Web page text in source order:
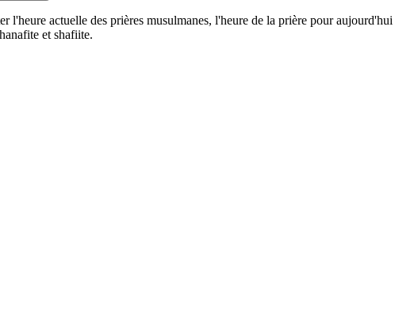
l'heure actuelle des prières musulmanes, l'heure de la prière pour
et shafiite.